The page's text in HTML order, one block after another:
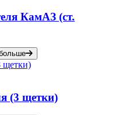
КамАЗ (ст.
(3 щетки)